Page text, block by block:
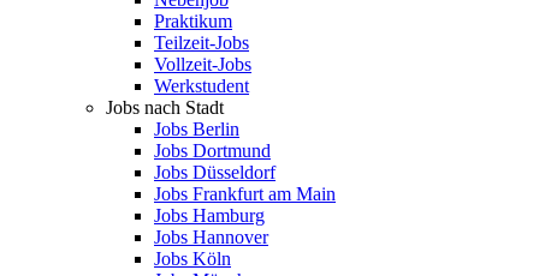
Praktikum
Teilzeit-Jobs
Vollzeit-Jobs
Werkstudent
Jobs nach Stadt
Jobs Berlin
Jobs Dortmund
Jobs Düsseldorf
Jobs Frankfurt am Main
Jobs Hamburg
Jobs Hannover
Jobs Köln